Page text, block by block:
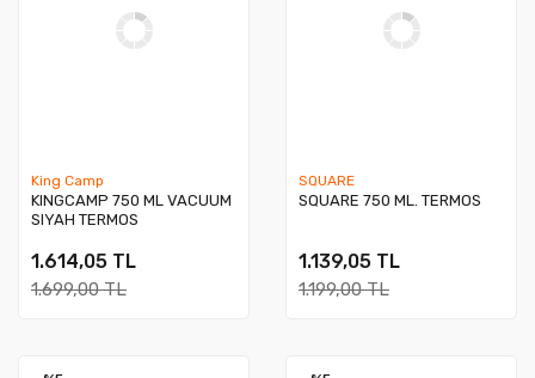
King Camp
KINGCAMP 750 ML VACUUM
SIYAH TERMOS
1.614,05 TL
1.699,00 TL
SQUARE
SQUARE 750 ML. TERMOS
1.139,05 TL
1.199,00 TL